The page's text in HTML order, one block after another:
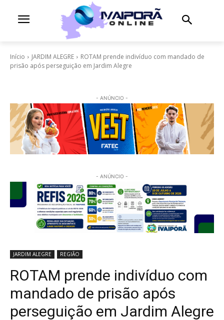
Início JARDIM ALEGRE
ROTAM prende indivíduo com mandado de
prisão após perseguição em Jardim Alegre
- ANÚNCIO -
- ANÚNCIO -
JARDIM ALEGRE REGIÃO
ROTAM prende indivíduo com
mandado de prisão após
perseguição em Jardim Alegre